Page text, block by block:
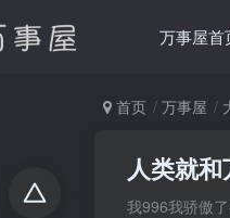
万事屋首
首页 万事屋
人类就
我996我骄傲